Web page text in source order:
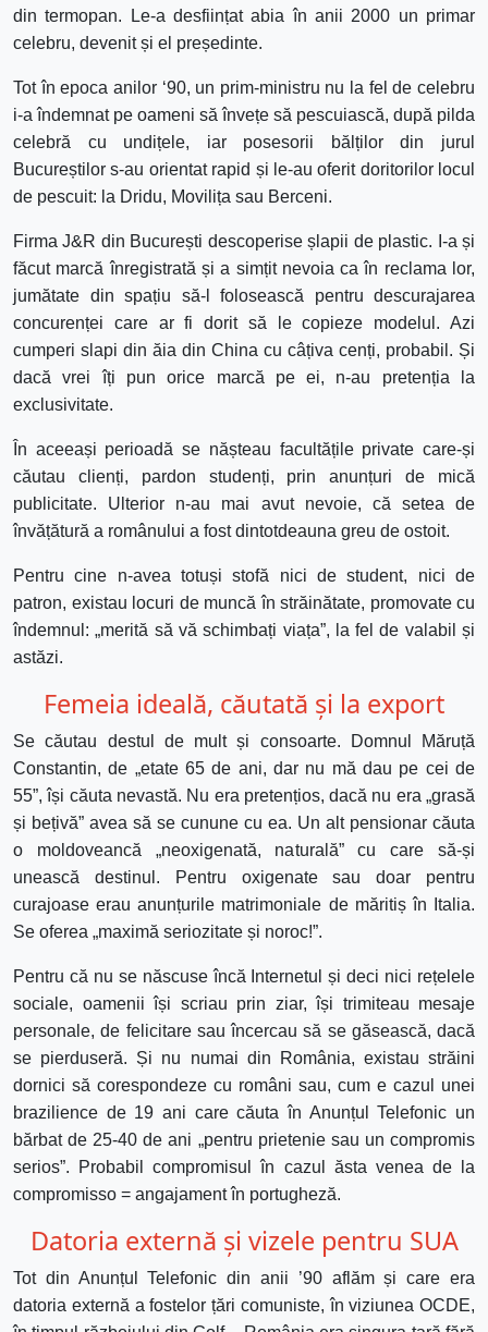
din termopan. Le-a desființat abia în anii 2000 un primar
celebru, devenit și el președinte.
Tot în epoca anilor ‘90, un prim-ministru nu la fel de celebru
i-a îndemnat pe oameni să învețe să pescuiască, după pilda
celebră cu undițele, iar posesorii bălților din jurul
Bucureștilor s-au orientat rapid și le-au oferit doritorilor locul
de pescuit: la Dridu, Movilița sau Berceni.
Firma J&R din București descoperise șlapii de plastic. I-a și
făcut marcă înregistrată și a simțit nevoia ca în reclama lor,
jumătate din spațiu să-l folosească pentru descurajarea
concurenței care ar fi dorit să le copieze modelul. Azi
cumperi slapi din ăia din China cu câțiva cenți, probabil. Și
dacă vrei îți pun orice marcă pe ei, n-au pretenția la
exclusivitate.
În aceeași perioadă se nășteau facultățile private care-și
căutau clienți, pardon studenți, prin anunțuri de mică
publicitate. Ulterior n-au mai avut nevoie, că setea de
învățătură a românului a fost dintotdeauna greu de ostoit.
Pentru cine n-avea totuși stofă nici de student, nici de
patron, existau locuri de muncă în străinătate, promovate cu
îndemnul: „merită să vă schimbați viața”, la fel de valabil și
astăzi.
Femeia ideală, căutată și la export
Se căutau destul de mult și consoarte. Domnul Măruță
Constantin, de „etate 65 de ani, dar nu mă dau pe cei de
55”, își căuta nevastă. Nu era pretențios, dacă nu era „grasă
și bețivă” avea să se cunune cu ea. Un alt pensionar căuta
o moldoveancă „neoxigenată, naturală” cu care să-și
unească destinul. Pentru oxigenate sau doar pentru
curajoase erau anunțurile matrimoniale de măritiș în Italia.
Se oferea „maximă seriozitate și noroc!”.
Pentru că nu se născuse încă Internetul și deci nici rețelele
sociale, oamenii își scriau prin ziar, își trimiteau mesaje
personale, de felicitare sau încercau să se găsească, dacă
se pierduseră. Și nu numai din România, existau străini
dornici să corespondeze cu români sau, cum e cazul unei
brazilience de 19 ani care căuta în Anunțul Telefonic un
bărbat de 25-40 de ani „pentru prietenie sau un compromis
serios”. Probabil compromisul în cazul ăsta venea de la
compromisso = angajament în portugheză.
Datoria externă și vizele pentru SUA
Tot din Anunțul Telefonic din anii ’90 aflăm și care era
datoria externă a fostelor țări comuniste, în viziunea OCDE,